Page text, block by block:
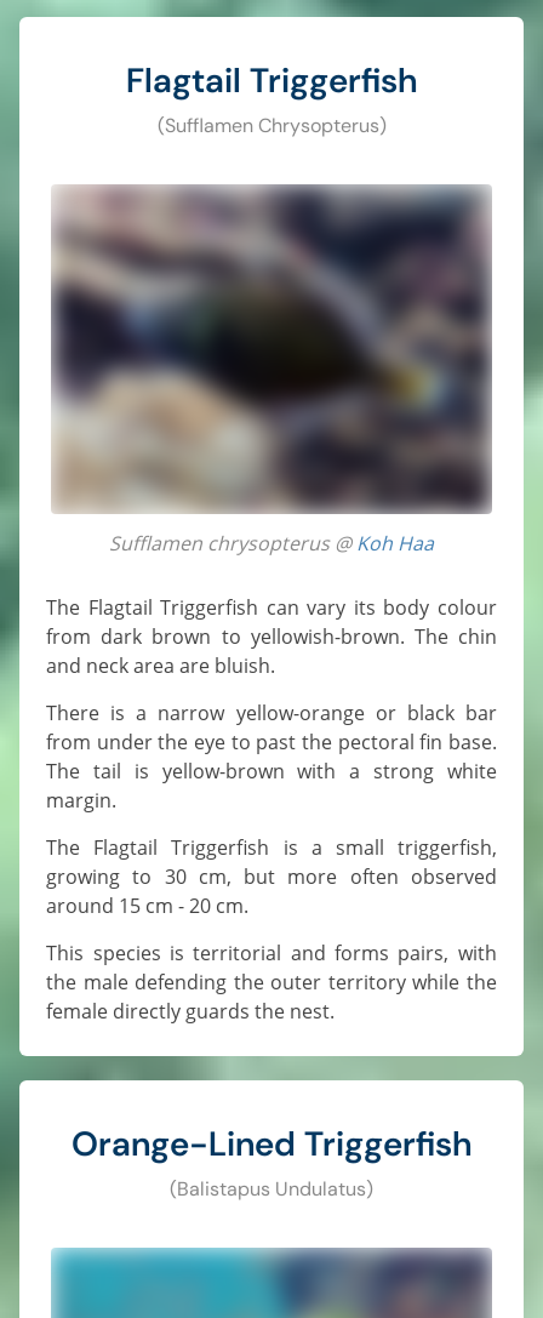
Flagtail Triggerfish
(Sufflamen Chrysopterus)
Sufflamen chrysopterus @Koh Haa
The Flagtail Triggerfish can vary its body colour
from dark brown to yellowish-brown. The chin
and neck area are bluish.
There is a narrow yellow-orange or black bar
from under the eye to past the pectoral fin base.
The tail is yellow-brown with a strong white
margin.
The Flagtail Triggerfish is a small triggerfish,
growing to 30 cm, but more often observed
around 15 cm - 20 cm.
This species is territorial and forms pairs, with
the male defending the outer territory while the
female directly guards the nest.
Orange-Lined Triggerfish
(Balistapus Undulatus)